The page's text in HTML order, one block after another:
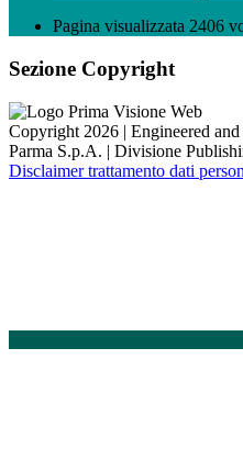
Pagina visualizzata 2406
Sezione Copyright
Copyright 2026 | Engineered
Parma S.p.A. | Divisione
Disclaimer trattamento dati